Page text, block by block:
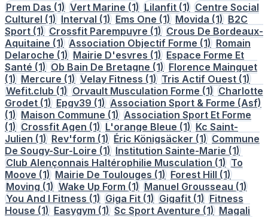
Prem Das (1) Vert Marine (1) Lilanfit (1) Centre Social
Culturel (1) Interval (1) Ems One (1) Movida (1) B2C
Sport (1) Crossfit Parempuyre (1) Crous De Bordeaux-
Aquitaine (1) Association Objectif Forme (1) Romain
Delaroche (1) Mairie D'esvres (1) Espace Forme Et
Santé (1) Ob Bain De Bretagne (1) Florence Mainguet
(1) Mercure (1) Velay Fitness (1) Tris Actif Ouest (1)
Wefit.club (1) Orvault Musculation Forme (1) Charlotte
Grodet (1) Epgv39 (1) Association Sport & Forme (Asf)
(1) Maison Commune (1) Association Sport Et Forme
(1) Crossfit Agen (1) L'orange Bleue (1) Kc Saint-
Julien (1) Rev'form (1) Éric Königsäcker (1) Commune
De Sougy-Sur-Loire (1) Institution Sainte-Marie (1)
Club Alençonnais Haltérophilie Musculation (1) To
Moove (1) Mairie De Toulouges (1) Forest Hill (1)
Moving (1) Wake Up Form (1) Manuel Grousseau (1)
You And I Fitness (1) Giga Fit (1) Gigafit (1) Fitness
House (1) Easygym (1) Sc Sport Aventure (1) Magali